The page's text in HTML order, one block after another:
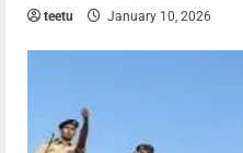
teetu January 10, 2026